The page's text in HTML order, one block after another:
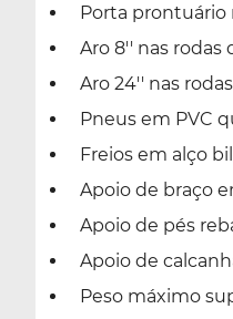
Porta prontuário
Aro 8'' nas rodas
Aro 24'' nas
Pneus em PVC
Freios em alço
Apoio de braço
Apoio de pés
Apoio de
Peso máximo